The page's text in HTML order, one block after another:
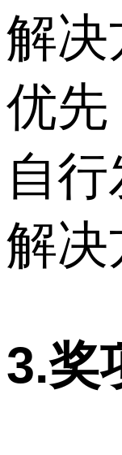
解决
优先
自
解决
3.奖